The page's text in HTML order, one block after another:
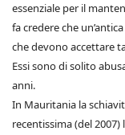
essenziale per il
fa credere che
che devono accettare
Essi sono di solito
anni.
In Mauritania la
recentissima (del